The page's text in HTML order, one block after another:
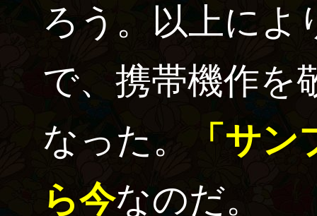
ろう。以上によ
で、携帯機作を
なった。
「サ
ら今なのだ。